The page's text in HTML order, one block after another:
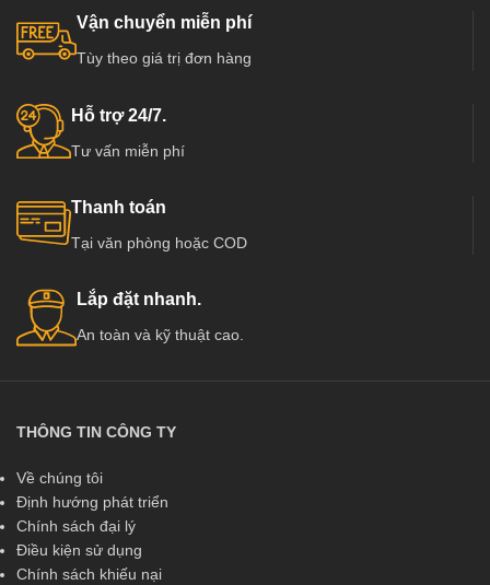
Biệt thự, nhà phố ở các nước tiên
tiến như Mỹ, Hàn Quốc, Nhật Bản…
Đặc biệt đã và đang dần phát triển
cung cấp hàng chất lượng và uy tín
hàng đầu tại Việt Nam như :
Kingdoor, Hoabinhdoor…
tiến như Mỹ, Hàn Quốc, Nhật Bản…
Vận chuyển miễn phí
Tùy theo giá trị đơn hàng
Hỗ trợ 24/7.
Tư vấn miễn phí
Thanh toán
Tại văn phòng hoặc COD
Lắp đặt nhanh.
An toàn và kỹ thuật cao.
THÔNG TIN CÔNG TY
Về chúng tôi
Định hướng phát triển
Chính sách đại lý
Điều kiện sử dụng
Chính sách khiếu nại